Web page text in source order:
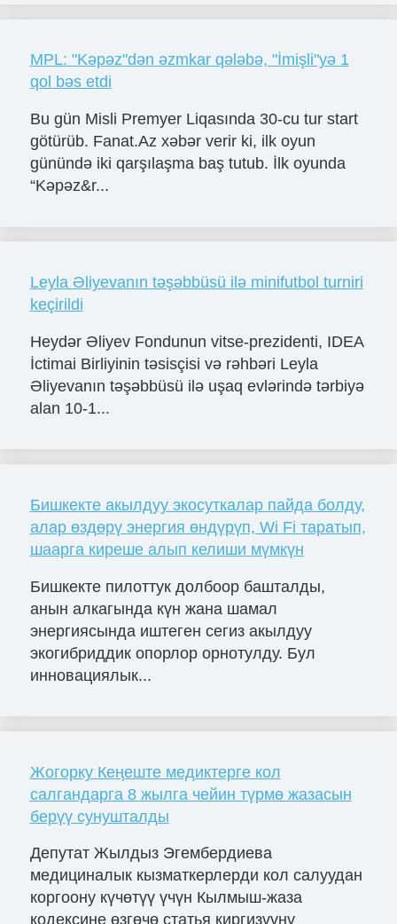
MPL: "Kəpəz"dən əzmkar qələbə, "İmişli"yə 1
qol bəs etdi
Bu gün Misli Premyer Liqasında 30-cu tur start
götürüb. Fanat.Az xəbər verir ki, ilk oyun
günündə iki qarşılaşma baş tutub. İlk oyunda
“Kəpəz&r...
Leyla Əliyevanın təşəbbüsü ilə minifutbol turniri
keçirildi
Heydər Əliyev Fondunun vitse-prezidenti, IDEA
İctimai Birliyinin təsisçisi və rəhbəri Leyla
Əliyevanın təşəbbüsü ilə uşaq evlərində tərbiyə
alan 10-1...
Бишкекте акылдуу экосуткалар пайда болду,
алар өздөрү энергия өндүрүп, Wi Fi таратып,
шаарга киреше алып келиши мүмкүн
Бишкекте пилоттук долбоор башталды,
анын алкагында күн жана шамал
энергиясында иштеген сегиз акылдуу
экогибриддик опорлор орнотулду. Бул
инновациялык...
Жогорку Кеңеште медиктерге кол
салгандарга 8 жылга чейин түрмө жазасын
берүү сунушталды
Депутат Жылдыз Эгембердиева
медициналык кызматкерлерди кол салуудан
коргоону күчөтүү үчүн Кылмыш-жаза
кодексине өзгөчө статья киргизүүнү